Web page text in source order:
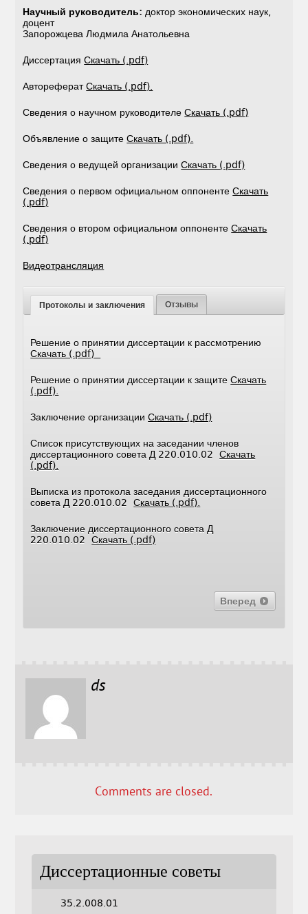
Научный руководитель: доктор экономических наук,
доцент
Запорожцева Людмила Анатольевна
ДиссертацияСкачать (.pdf)
АвторефератСкачать (.pdf).
Сведения о научном руководителеСкачать (.pdf)
Объявление о защитеСкачать (.pdf).
Сведения о ведущей организацииСкачать (.pdf)
Сведения о первом официальном оппонентеСкачать
(.pdf)
Сведения о втором официальном оппонентеСкачать
(.pdf)
Видеотрансляция
Протоколы и заключения Отзывы
Решение о принятии диссертации к рассмотрению
Скачать (.pdf)
Решение о принятии диссертации к защитеСкачать
(.pdf).
Заключение организацииСкачать (.pdf)
Список присутствующих на заседании членов
диссертационного совета Д 220.010.02Скачать
(.pdf).
Выписка из протокола заседания диссертационного
совета Д 220.010.02Скачать (.pdf).
Заключение диссертационного совета Д
220.010.02Скачать (.pdf)
Вперед
ds
Comments are closed.
Диссертационные советы
35.2.008.01